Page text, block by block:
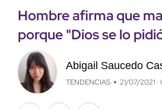
Hombre afirma que
porque "Dios se lo
Abigail Saucedo
TENDENCIAS 21/07/2021